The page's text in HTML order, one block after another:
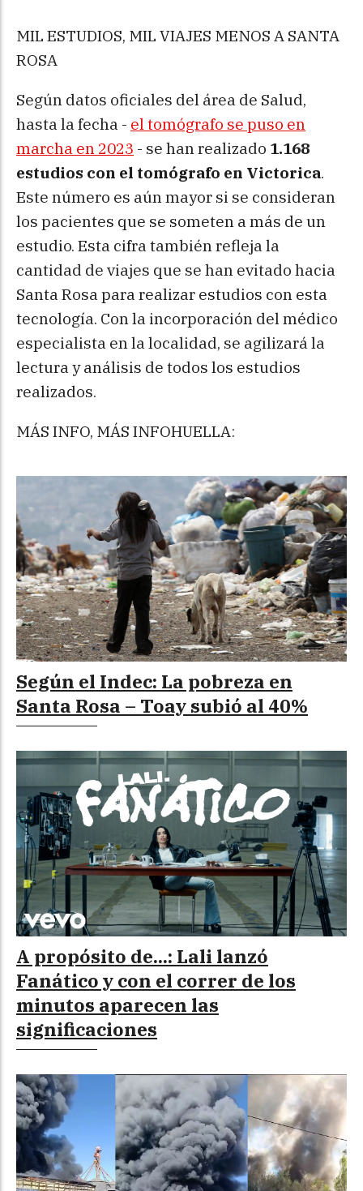
MIL ESTUDIOS, MIL VIAJES MENOS A SANTA
ROSA
Según datos oficiales del área de Salud,
hasta la fecha - el tomógrafo se puso en
marcha en 2023 - se han realizado 1.168
estudios con el tomógrafo en Victorica.
Este número es aún mayor si se consideran
los pacientes que se someten a más de un
estudio. Esta cifra también refleja la
cantidad de viajes que se han evitado hacia
Santa Rosa para realizar estudios con esta
tecnología. Con la incorporación del médico
especialista en la localidad, se agilizará la
lectura y análisis de todos los estudios
realizados.
MÁS INFO, MÁS INFOHUELLA:
Según el Indec: La pobreza en
Santa Rosa – Toay subió al 40%
A propósito de...: Lali lanzó
Fanático y con el correr de los
minutos aparecen las
significaciones